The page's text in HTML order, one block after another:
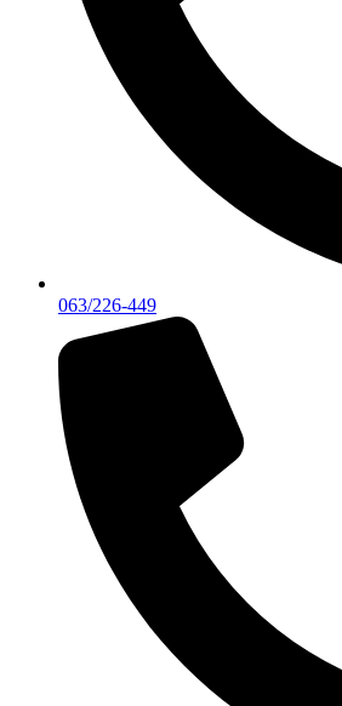
063/226-449